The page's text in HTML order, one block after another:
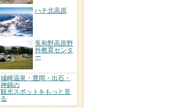
ハチ北高原
兎和野高原野
外教育センタ
ー
城崎温泉・豊岡・出石・
神鍋の
観光スポットをもっと見
る